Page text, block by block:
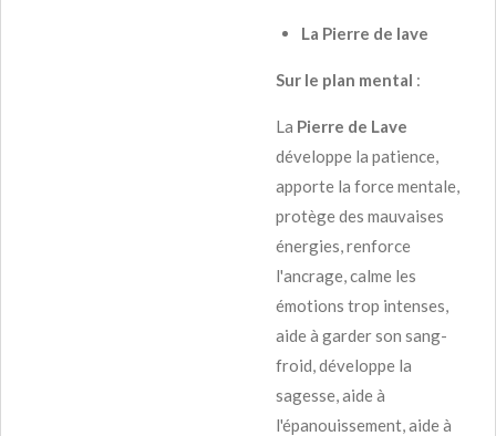
La Pierre de lave
Sur le plan mental :
La Pierre de Lave
développe la patience,
apporte la force mentale,
protège des mauvaises
énergies, renforce
l'ancrage, calme les
émotions trop intenses,
aide à garder son sang-
froid, développe la
sagesse, aide à
l'épanouissement, aide à